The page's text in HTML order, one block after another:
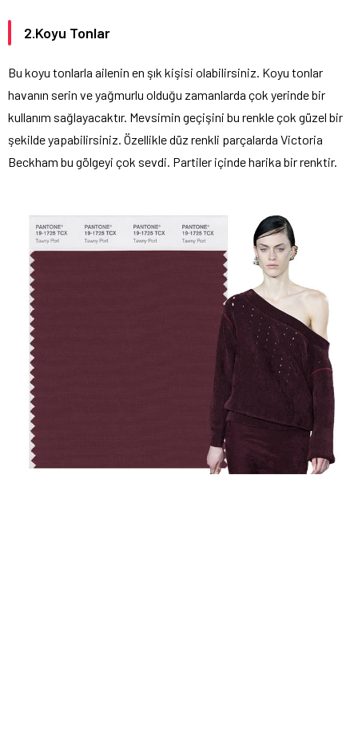
2.Koyu Tonlar
Bu koyu tonlarla ailenin en şık kişisi olabilirsiniz. Koyu tonlar
havanın serin ve yağmurlu olduğu zamanlarda çok yerinde bir
kullanım sağlayacaktır. Mevsimin geçişini bu renkle çok güzel bir
şekilde yapabilirsiniz. Özellikle düz renkli parçalarda Victoria
Beckham bu gölgeyi çok sevdi. Partiler içinde harika bir renktir.